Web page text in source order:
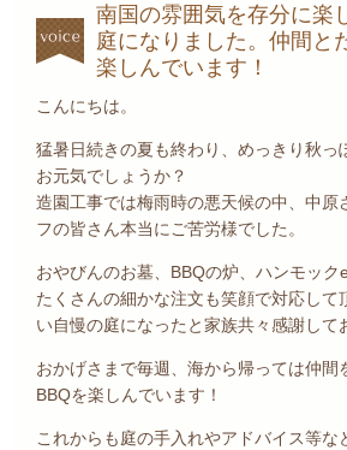
南国の雰囲気を存分に楽
庭になりました。 仲間と
楽しんでいます！
こんにちは。
猛暑日続きの夏も終わり、めっきり秋っ
お元気でしょうか？
造園工事では梅雨時の悪天候の中、中原
フの皆さん本当にご苦労様でした。
おやびんのお墓、BBQの炉、ハンモック
たくさんの細かな注文も笑顔で対応して
い自慢の庭になったと家族共々感謝して
おかげさまで毎週、海から帰っては仲間
BBQを楽しんでいます！
これからも庭の手入れやアドバイス等な